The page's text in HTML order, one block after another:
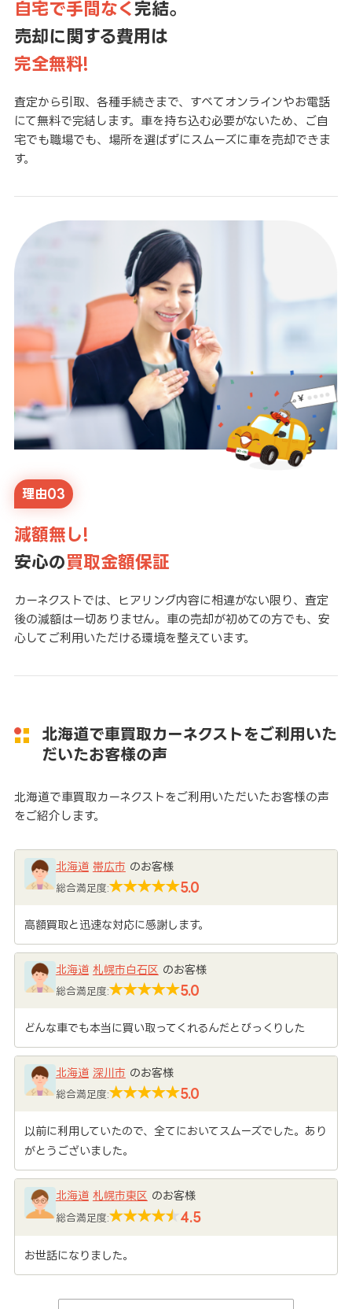
自宅で手間なく 完結。
売却に関する費用は
完全無料!
査定から引取、各種手続きまで、すべてオンラインやお電話
にて無料で完結します。車を持ち込む必要がないため、ご自
宅でも職場でも、場所を選ばずにスムーズに車を売却できま
す。
理由03
減額無し!
安心の買取金額保証
カーネクストでは、ヒアリング内容に相違がない限り、査定
後の減額は一切ありません。車の売却が初めての方でも、安
心してご利用いただける環境を整えています。
北海道で車買取カーネクストをご利用いた
だいたお客様の声
北海道で車買取カーネクストをご利用いただいたお客様の声
をご紹介します。
北海道 帯広市 のお客様
総合満足度: 5.0
高額買取と迅速な対応に感謝します。
北海道 札幌市白石区 のお客様
総合満足度: 5.0
どんな車でも本当に買い取ってくれるんだとびっくりした
北海道 深川市 のお客様
総合満足度: 5.0
以前に利用していたので、全てにおいてスムーズでした。あり
がとうございました。
北海道 札幌市東区 のお客様
総合満足度: 4.5
お世話になりました。